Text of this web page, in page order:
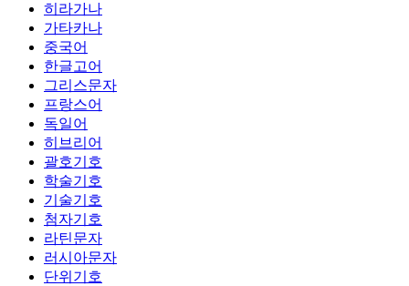
히라가나
가타카나
중국어
한글고어
그리스문자
프랑스어
독일어
히브리어
괄호기호
학술기호
기술기호
첨자기호
라틴문자
러시아문자
단위기호